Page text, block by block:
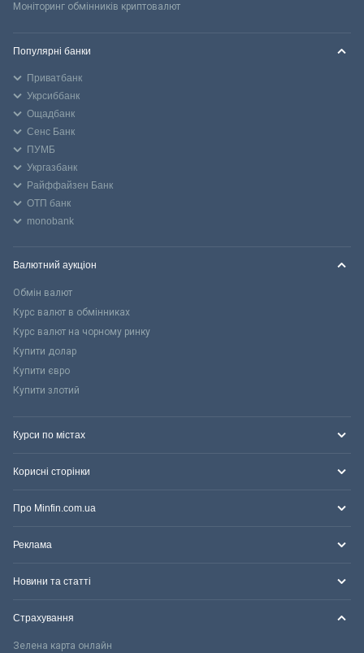
Моніторинг обмінників криптовалют
Популярні банки
Приватбанк
Укрсиббанк
Ощадбанк
Сенс Банк
ПУМБ
Укргазбанк
Райффайзен Банк
ОТП банк
monobank
Валютний аукціон
Обмін валют
Курс валют в обмінниках
Курс валют на чорному ринку
Купити долар
Купити євро
Купити злотий
Курси по містах
Корисні сторінки
Про Minfin.com.ua
Реклама
Новини та статті
Страхування
Зелена карта онлайн